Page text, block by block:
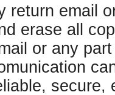
return email
erase all
or any
secure,